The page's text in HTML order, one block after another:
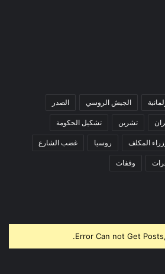
الجيش الروسي الصدر
تشرين تشكيل الحكومة
المكلف روسيا غضب الشارع
وقفات
Error Can not Get